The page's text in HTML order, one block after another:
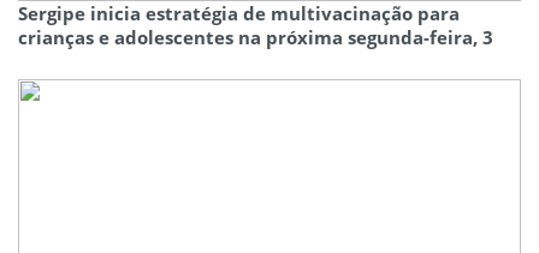
Sergipe inicia estratégia de multivacinação para
crianças e adolescentes na próxima segunda-feira, 3